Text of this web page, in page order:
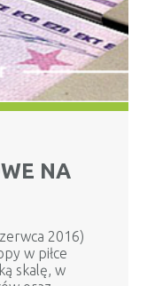
NA
2016)
w piłce
skalę, w